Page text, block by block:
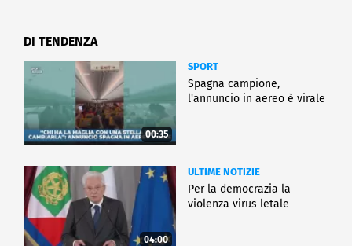
DI TENDENZA
00:35
SPORT
Spagna campione,
l'annuncio in aereo è virale
04:00
ULTIME NOTIZIE
Per la democrazia la
violenza virus letale